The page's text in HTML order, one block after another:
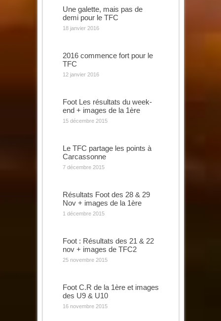
Une galette, mais pas de
demi pour le TFC
18 janvier 2016
2016 commence fort pour le
TFC
12 janvier 2016
Foot Les résultats du week-
end + images de la 1ère
15 décembre 2015
Le TFC partage les points à
Carcassonne
7 décembre 2015
Résultats Foot des 28 & 29
Nov + images de la 1ère
1 décembre 2015
Foot : Résultats des 21 & 22
nov + images de TFC2
25 novembre 2015
Foot C.R de la 1ère et images
des U9 & U10
16 novembre 2015